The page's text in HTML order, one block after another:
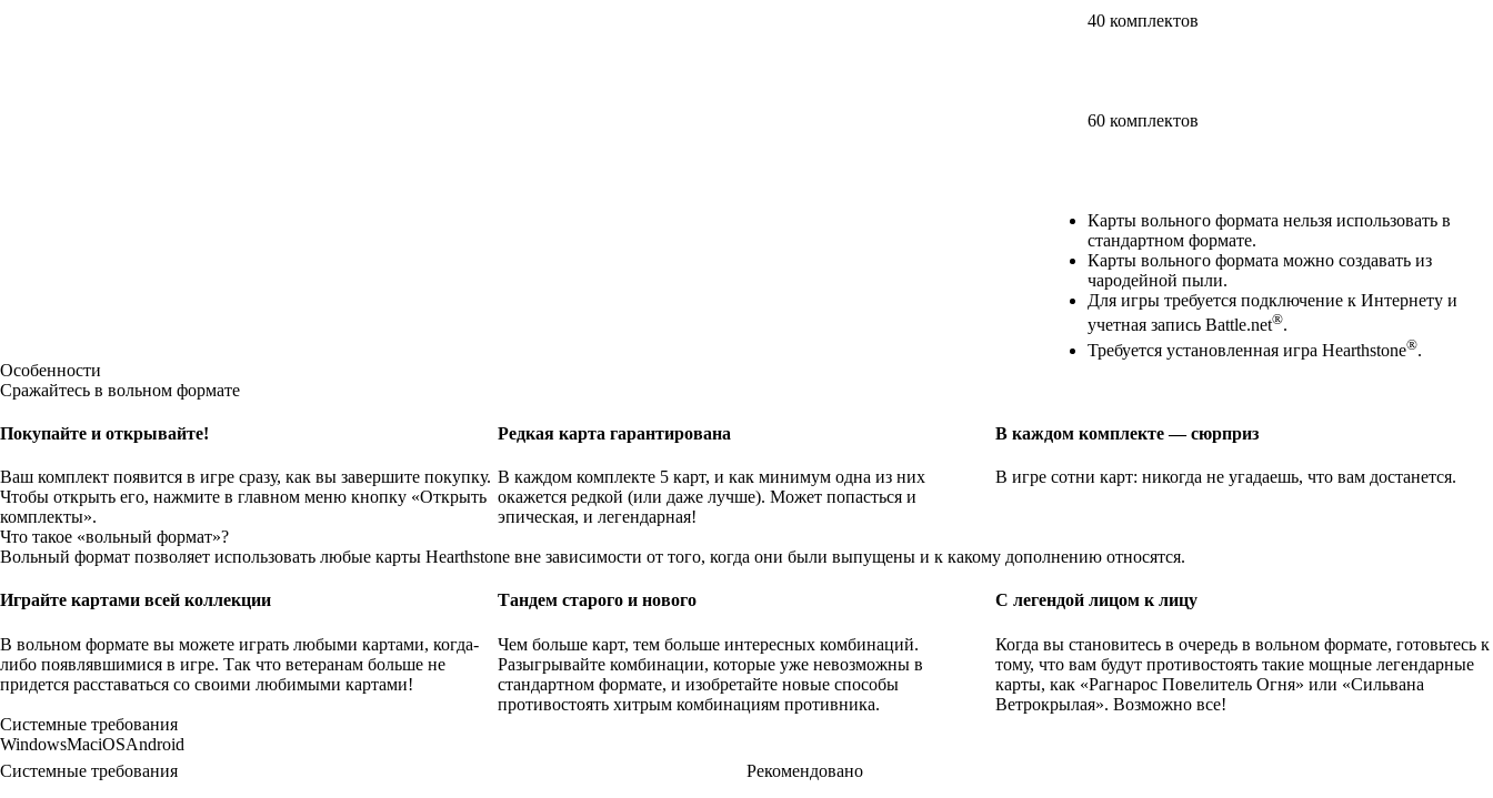
40 комплектов
60 комплектов
Available actions
Карты вольного формата нельзя использовать в
стандартном формате.
Карты вольного формата можно создавать из
чародейной пыли.
Для игры требуется подключение к Интернету и
учетная запись Battle.net®.
Требуется установленная игра Hearthstone®.
Особенности
Сражайтесь в вольном формате
Покупайте и открывайте!
Ваш комплект появится в игре сразу, как вы завершите покупку.
Чтобы открыть его, нажмите в главном меню кнопку «Открыть
комплекты».
Редкая карта гарантирована
В каждом комплекте 5 карт, и как минимум одна из них
окажется редкой (или даже лучше). Может попасться и
эпическая, и легендарная!
В каждом комплекте — сюрприз
В игре сотни карт: никогда не угадаешь, что вам достанется.
Что такое «вольный формат»?
Вольный формат позволяет использовать любые карты Hearthstone вне зависимости от того, когда они были выпущены и к какому дополнению относятся.
Играйте картами всей коллекции
В вольном формате вы можете играть любыми картами, когда-
либо появлявшимися в игре. Так что ветеранам больше не
придется расставаться со своими любимыми картами!
Тандем старого и нового
Чем больше карт, тем больше интересных комбинаций.
Разыгрывайте комбинации, которые уже невозможны в
стандартном формате, и изобретайте новые способы
противостоять хитрым комбинациям противника.
С легендой лицом к лицу
Когда вы становитесь в очередь в вольном формате, готовьтесь к
тому, что вам будут противостоять такие мощные легендарные
карты, как «Рагнарос Повелитель Огня» или «Сильвана
Ветрокрылая». Возможно все!
Системные требования
WindowsMaciOSAndroid
Системные требования
Рекомендовано